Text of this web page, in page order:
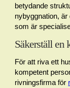
betydande
nybyggnation,
som är
Säkerställ en
För att riva ett
kompetent
rivningsfirma för